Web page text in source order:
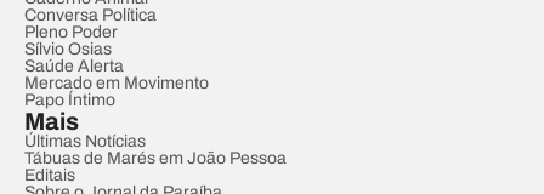
Conversa Política
Pleno Poder
Sílvio Osias
Saúde Alerta
Mercado em Movimento
Papo Íntimo
Mais
Últimas Notícias
Tábuas de Marés em João Pessoa
Editais